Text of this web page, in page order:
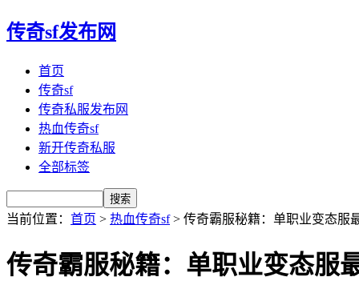
传奇sf发布网
首页
传奇sf
传奇私服发布网
热血传奇sf
新开传奇私服
全部标签
当前位置： 首页 > 热血传奇sf> 传奇霸服秘籍：单职业变态服
传奇霸服秘籍：单职业变态服